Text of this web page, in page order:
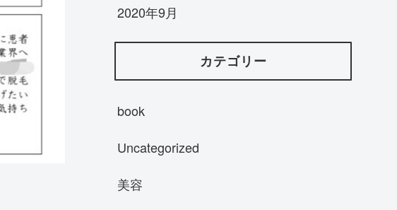
2020年9月
カテゴリー
book
Uncategorized
美容